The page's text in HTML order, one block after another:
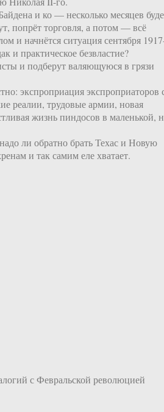
и ко — несколько месяцев
попрёт торговля, а потом — всё
и начнётся ситуация сентября
и практическое безвластие?
и подберут валяющуюся в грязи
экспроприация экспроприаторов
реалии, трудовые армии, новая
жизнь пиндосов в маленькой,
ли обратно брать Техас и Новую
и так самим еле хватает.
с Февральской революцией